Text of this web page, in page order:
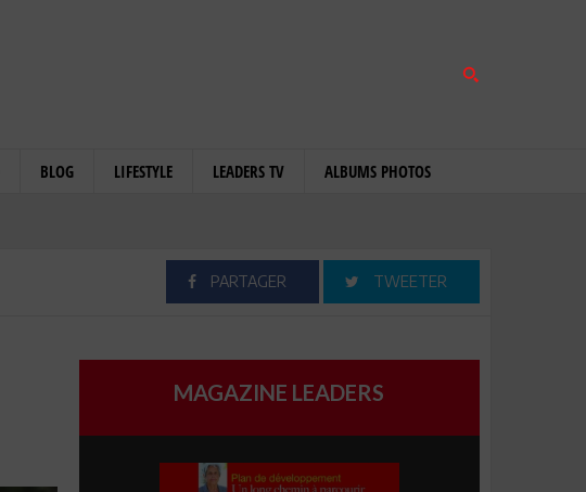
BLOG LIFESTYLE LEADERS TV ALBUMS PHOTOS
PARTAGER TWEETER
MAGAZINE LEADERS